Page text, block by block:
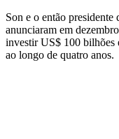
Son e o então
anunciaram em
investir US$ 100 bilhões
ao longo de quatro anos.